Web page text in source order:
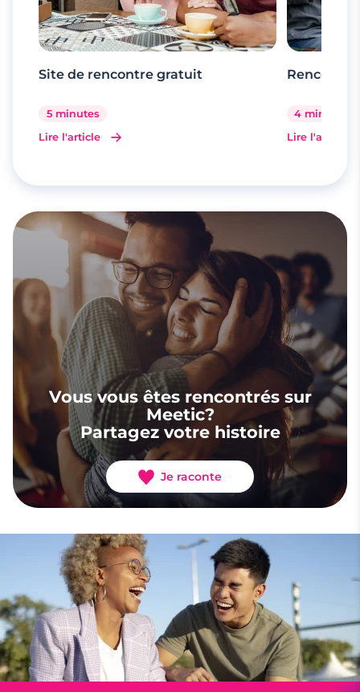
Site de rencontre gratuit
5 minutes
Lire l'article
4 minutes
Lire l'article
Vous vous êtes rencontrés sur
Meetic?
Partagez votre histoire
Je raconte